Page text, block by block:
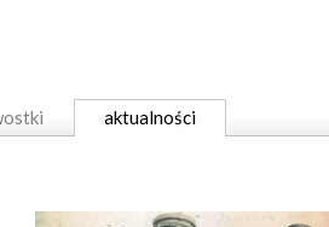
aktualności